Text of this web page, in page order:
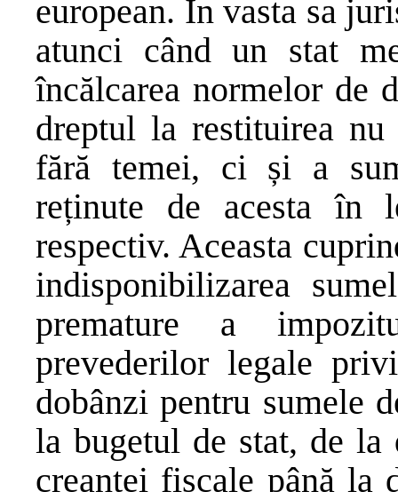
european. În vasta sa
atunci când un stat
încălcarea normelor
dreptul la restituirea
fără temei, ci și a
reținute de acesta în
respectiv. Aceasta
indisponibilizarea
premature a
prevederilor legale
dobânzi pentru sumele
la bugetul de stat, de la
creanței fiscale până la